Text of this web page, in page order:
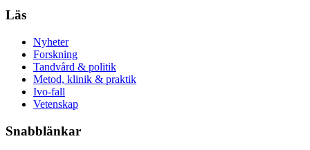
Läs
Nyheter
Forskning
Tandvård & politik
Metod, klinik & praktik
Ivo-fall
Vetenskap
Snabblänkar